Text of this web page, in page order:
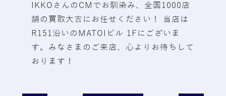
IKKOさんのCMでお馴染み、全国1000店
舗の買取大吉にお任せください！ 当店は
R151沿いのMATOIビル 1Fにございま
す。みなさまのご来店、心よりお待ちして
おります！